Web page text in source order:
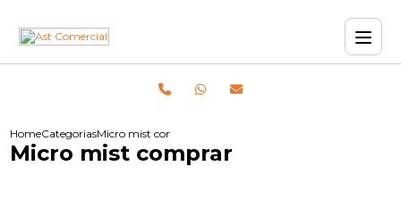
HomeCategoriasMicro mist comprar
Micro mist comprar